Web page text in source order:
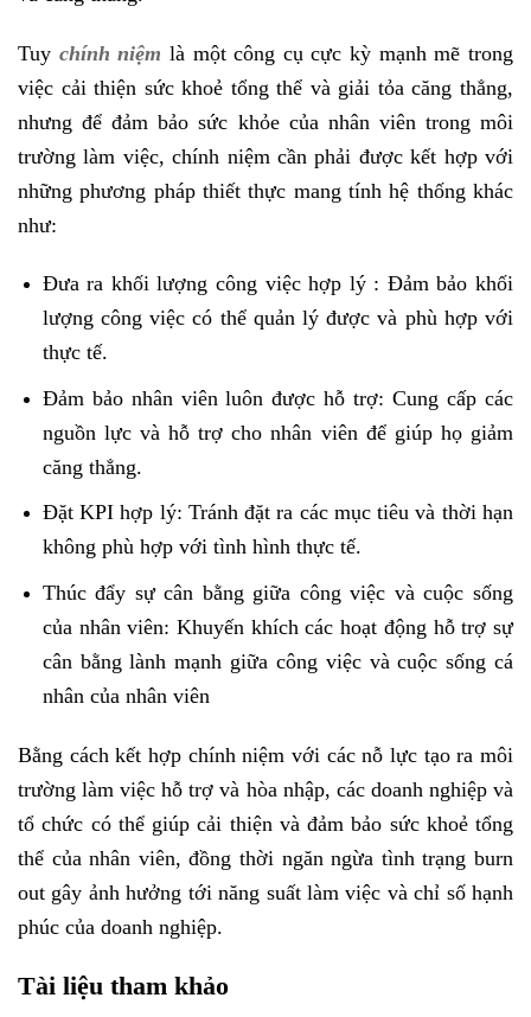
Tuy chính niệm là một công cụ cực kỳ mạnh mẽ trong
việc cải thiện sức khoẻ tổng thể và giải tỏa căng thẳng,
nhưng để đảm bảo sức khỏe của nhân viên trong môi
trường làm việc, chính niệm cần phải được kết hợp với
những phương pháp thiết thực mang tính hệ thống khác
như:
Đưa ra khối lượng công việc hợp lý : Đảm bảo khối
lượng công việc có thể quản lý được và phù hợp với
thực tế.
Đảm bảo nhân viên luôn được hỗ trợ: Cung cấp các
nguồn lực và hỗ trợ cho nhân viên để giúp họ giảm
căng thẳng.
Đặt KPI hợp lý: Tránh đặt ra các mục tiêu và thời hạn
không phù hợp với tình hình thực tế.
Thúc đẩy sự cân bằng giữa công việc và cuộc sống
của nhân viên: Khuyến khích các hoạt động hỗ trợ sự
cân bằng lành mạnh giữa công việc và cuộc sống cá
nhân của nhân viên
Bằng cách kết hợp chính niệm với các nỗ lực tạo ra môi
trường làm việc hỗ trợ và hòa nhập, các doanh nghiệp và
tổ chức có thể giúp cải thiện và đảm bảo sức khoẻ tổng
thể của nhân viên, đồng thời ngăn ngừa tình trạng burn
out gây ảnh hưởng tới năng suất làm việc và chỉ số hạnh
phúc của doanh nghiệp.
Tài liệu tham khảo